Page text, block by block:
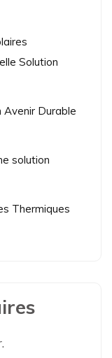
Solution
Avenir Durable
solution
Thermiques